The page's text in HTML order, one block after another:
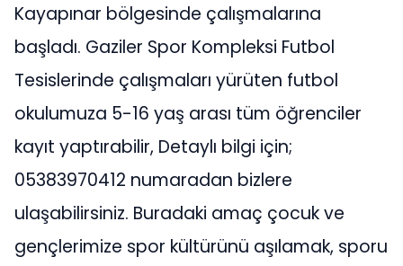
Kayapınar bölgesinde çalışmalarına
başladı. Gaziler Spor Kompleksi Futbol
Tesislerinde çalışmaları yürüten futbol
okulumuza 5-16 yaş arası tüm öğrenciler
kayıt yaptırabilir, Detaylı bilgi için;
05383970412 numaradan bizlere
ulaşabilirsiniz. Buradaki amaç çocuk ve
gençlerimize spor kültürünü aşılamak, sporu